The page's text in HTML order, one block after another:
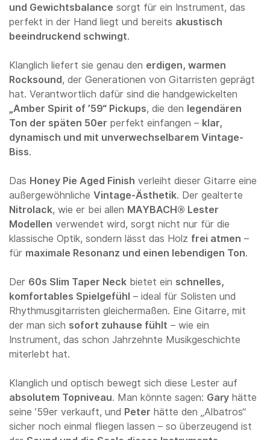
und Gewichtsbalance sorgt für ein Instrument, das
perfekt in der Hand liegt und bereits akustisch
beeindruckend schwingt.
Klanglich liefert sie genau den erdigen, warmen
Rocksound, der Generationen von Gitarristen geprägt
hat. Verantwortlich dafür sind die handgewickelten
„Amber Spirit of ’59“ Pickups, die den legendären
Ton der späten 50er perfekt einfangen – klar,
dynamisch und mit unverwechselbarem Vintage-
Biss.
Das Honey Pie Aged Finish verleiht dieser Gitarre eine
außergewöhnliche Vintage-Ästhetik. Der gealterte
Nitrolack, wie er bei allen MAYBACH® Lester
Modellen verwendet wird, sorgt nicht nur für die
klassische Optik, sondern lässt das Holz frei atmen –
für maximale Resonanz und einen lebendigen Ton.
Der 60s Slim Taper Neck bietet ein schnelles,
komfortables Spielgefühl – ideal für Solisten und
Rhythmusgitarristen gleichermaßen. Eine Gitarre, mit
der man sich sofort zuhause fühlt – wie ein
Instrument, das schon Jahrzehnte Musikgeschichte
miterlebt hat.
Klanglich und optisch bewegt sich diese Lester auf
absolutem Topniveau. Man könnte sagen: Gary hätte
seine ’59er verkauft, und Peter hätte den „Albatros“
sicher noch einmal fliegen lassen – so überzeugend ist